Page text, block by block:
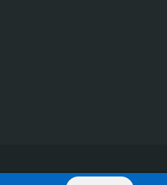
Renovar acceso Descargas